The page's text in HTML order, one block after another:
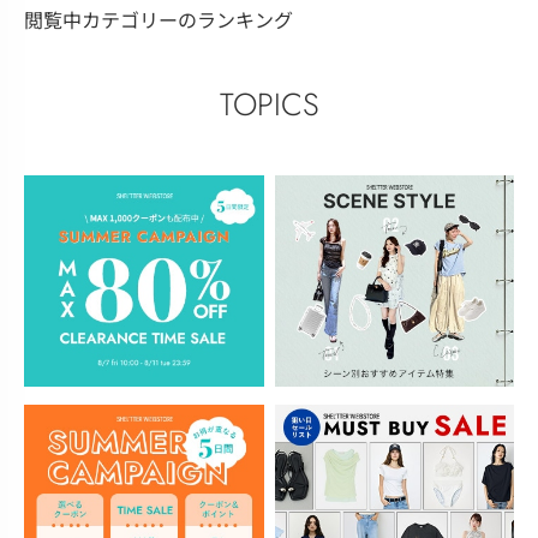
閲覧中カテゴリーのランキング
TOPICS